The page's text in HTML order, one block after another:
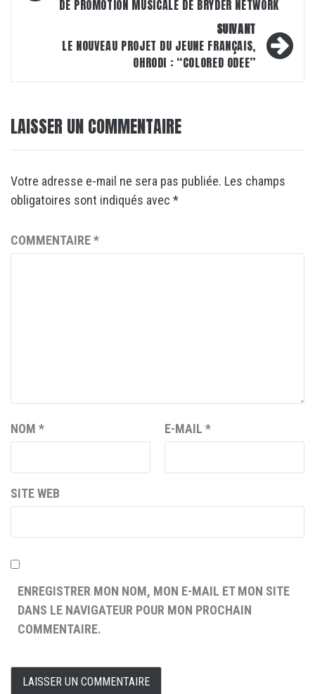
DE PROMOTION MUSICALE DE BRYDER NETWORK
SUIVANT
LE NOUVEAU PROJET DU JEUNE FRANÇAIS,
OHRODI : “COLORED ODEE”
LAISSER UN COMMENTAIRE
Votre adresse e-mail ne sera pas publiée. Les champs
obligatoires sont indiqués avec *
COMMENTAIRE*
NOM * E-MAIL *
SITE WEB
ENREGISTRER MON NOM, MON E-MAIL ET MON SITE
DANS LE NAVIGATEUR POUR MON PROCHAIN
COMMENTAIRE.